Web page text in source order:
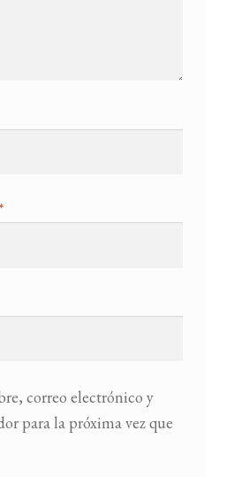
*
correo electrónico y
para la próxima vez que